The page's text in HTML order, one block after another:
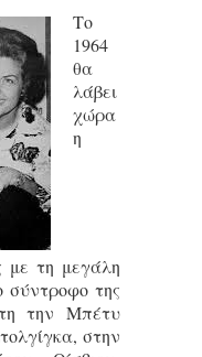
Το
1964
θα
λάβει
χώρα
η
με τη μεγάλη
της
την Μπέτυ
στην